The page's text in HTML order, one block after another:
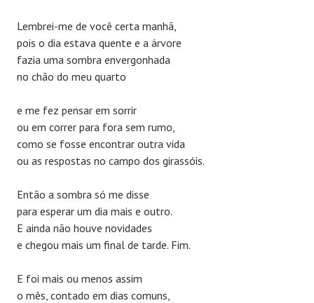
Lembrei-me de você certa manhã,
pois o dia estava quente e a árvore
fazia uma sombra envergonhada
no chão do meu quarto
e me fez pensar em sorrir
ou em correr para fora sem rumo,
como se fosse encontrar outra vida
ou as respostas no campo dos girassóis.
Então a sombra só me disse
para esperar um dia mais e outro.
E ainda não houve novidades
e chegou mais um final de tarde. Fim.
E foi mais ou menos assim
o mês, contado em dias comuns,